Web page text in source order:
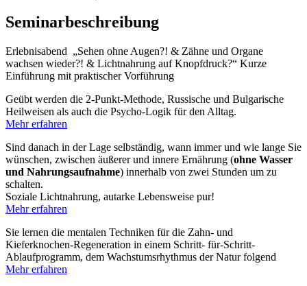
Seminarbeschreibung
Erlebnisabend „Sehen ohne Augen?! & Zähne und Organe
wachsen wieder?! & Lichtnahrung auf Knopfdruck?“ Kurze
Einführung mit praktischer Vorführung
Geübt werden die 2-Punkt-Methode, Russische und Bulgarische
Heilweisen als auch die Psycho-Logik für den Alltag.
Mehr erfahren
Sind danach in der Lage selbständig, wann immer und wie lange Sie
wünschen, zwischen äußerer und innere Ernährung (ohne Wasser
und Nahrungsaufnahme) innerhalb von zwei Stunden um zu
schalten.
Soziale Lichtnahrung, autarke Lebensweise pur!
Mehr erfahren
Sie lernen die mentalen Techniken für die Zahn- und
Kieferknochen-Regeneration in einem Schritt- für-Schritt-
Ablaufprogramm, dem Wachstumsrhythmus der Natur folgend
Mehr erfahren